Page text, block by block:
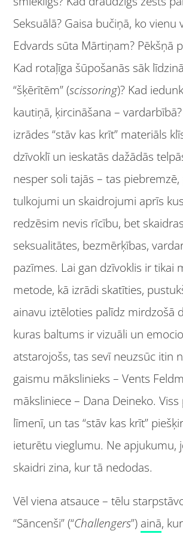
Seksuālā? Gaisa bučiņā, ko vienu
Edvards sūta Mārtiņam? Pēkšņā
Kad rotaļīga šūpošanās sāk
“šķērītēm” (scissoring)? Kad
kautiņā, ķircināšana –
izrādes “stāv kas krīt” materiāls
dzīvoklī un ieskatās dažādās
nesper soli tajās – tas
tulkojumi un skaidrojumi aprīs
redzēsim nevis rīcību, bet
seksualitātes, bezmērķības,
pazīmes. Lai gan dzīvoklis ir tikai
metode, kā izrādi skatīties,
ainavu iztēloties palīdz mirdzošā
kuras baltums ir vizuāli un
atstarojošs, tas sevī neuzsūc itin
gaismu mākslinieks – Vents
māksliniece – Dana Deineko.
līmenī, un tas “stāv kas krīt”
ieturētu vieglumu. Ne apjukumu,
skaidri zina, kur tā nedodas.
Vēl viena atsauce – tēlu
“Sāncenši” (“Challengers”) ainā,